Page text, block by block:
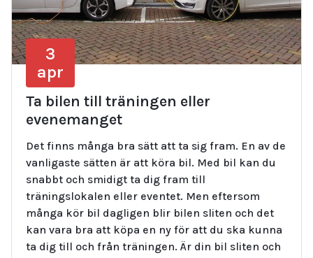
3
apr
Ta bilen till träningen eller
evenemanget
Det finns många bra sätt att ta sig fram. En av de
vanligaste sätten är att köra bil. Med bil kan du
snabbt och smidigt ta dig fram till
träningslokalen eller eventet. Men eftersom
många kör bil dagligen blir bilen sliten och det
kan vara bra att köpa en ny för att du ska kunna
ta dig till och från träningen. Är din bil sliten och